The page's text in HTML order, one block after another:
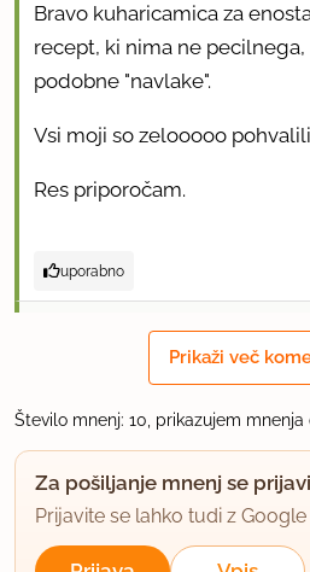
Bravo kuharicamica za
recept, ki nima ne
podobne "navlake".
Vsi moji so zelooooo
Res priporočam.
uporabno
kozamurnik
precej, sem en del zamrznila.
Danes zjutraj sem vzela in
Prikaži več
Število mnenj: 10, prikazujem mnenja
Za pošiljanje mnenj se
Prijavite se lahko tudi z